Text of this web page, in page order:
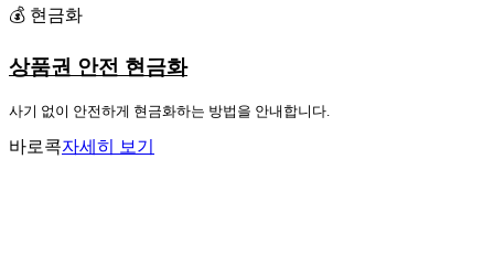
💰 현금화
상품권 안전 현금화
사기 없이 안전하게 현금화하는 방법을 안내합니다.
바로콕자세히 보기